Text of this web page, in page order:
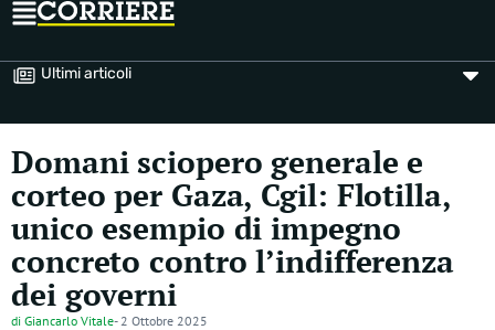
Ultimi articoli
Domani sciopero generale e
corteo per Gaza, Cgil: Flotilla,
unico esempio di impegno
concreto contro l’indifferenza
dei governi
di Giancarlo Vitale- 2 Ottobre 2025